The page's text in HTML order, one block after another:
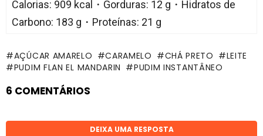
Calorias: 909 kcal・Gorduras: 12 g・Hidratos de
Carbono: 183 g・Proteínas: 21 g
AÇÚCAR AMARELO CARAMELO CHÁ PRETO
LEITE
PUDIM FLAN EL MANDARIN
PUDIM INSTANTÂNEO
6 COMENTÁRIOS
DEIXA UMA RESPOSTA